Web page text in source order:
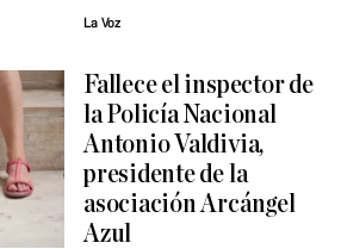
La Voz
Fallece el inspector de
la Policía Nacional
Antonio Valdivia,
presidente de la
asociación Arcángel
Azul